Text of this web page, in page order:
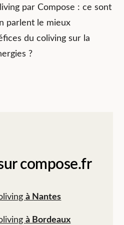
par Compose : ce sont
parlent le mieux
du coliving sur la
?
compose.fr
à Nantes
à Bordeaux